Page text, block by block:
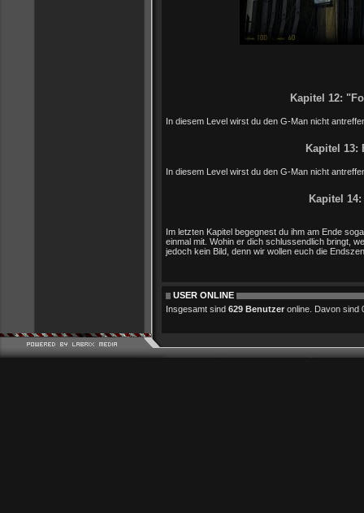
Kapitel 12:
In diesem Level wirst du den G-Man nicht
Kapitel 13:
In diesem Level wirst du den G-Man nicht
Kapitel
Im letzten Kapitel begegnest du ihm am Ende
einmal mit. Wohin er dich schlussendlich bringt,
jedoch kein Bild, denn wir wollen euch die
USER ONLINE
Insgesamt sind 629 Benutzer online. Davon sind